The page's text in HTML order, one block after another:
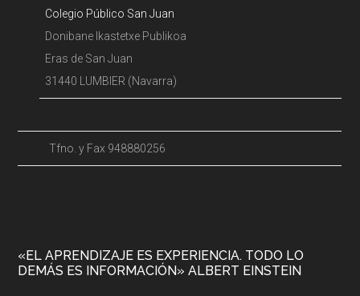
Colegio Público San Juan
Donibane Ikastetxe Publikoa
Eras de San Juan
31440 LUMBIER (Navarra)
Tfno. y Fax 948880256
«EL APRENDIZAJE ES EXPERIENCIA. TODO LO
DEMÁS ES INFORMACIÓN» ALBERT EINSTEIN